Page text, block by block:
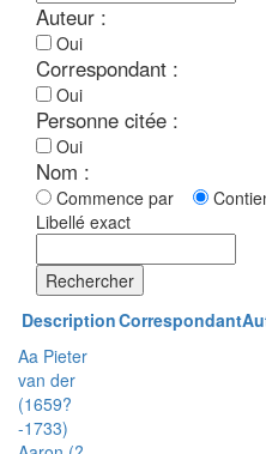
Auteur :
Oui
Correspondant :
Oui
Personne citée :
Oui
Nom :
Commence par
Libellé exact
Rechercher
DescriptionCorrespondant
Aa Pieter
van der
(1659?
-1733)